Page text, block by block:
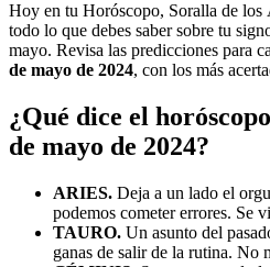
Hoy en tu Horóscopo, Soralla de los
todo lo que debes saber sobre tu
mayo. Revisa las predicciones para
de mayo de 2024, con los más
¿Qué dice el
de mayo de 2024?
ARIES. Deja a un lado el
podemos cometer errores. Se
TAURO. Un asunto del
ganas de salir de la rutina. No